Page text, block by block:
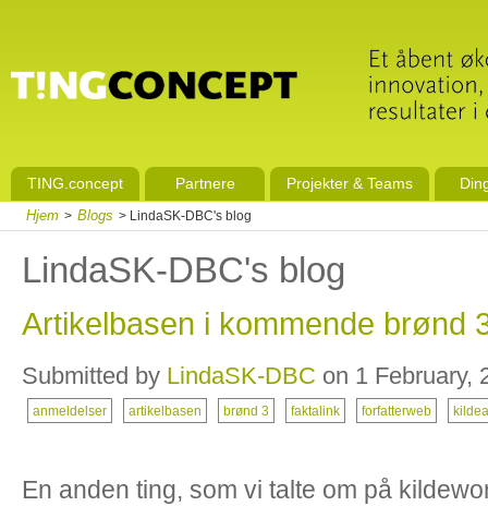
TING.concept Partnere Projekter & Teams
Hjem > Blogs > LindaSK-DBC's blog
LindaSK-DBC's blog
Artikelbasen i kommende brønd
Submitted by LindaSK-DBC on 1 February,
anmeldelser artikelbasen brønd 3 faktalink forfatterweb
En anden ting, som vi talte om på